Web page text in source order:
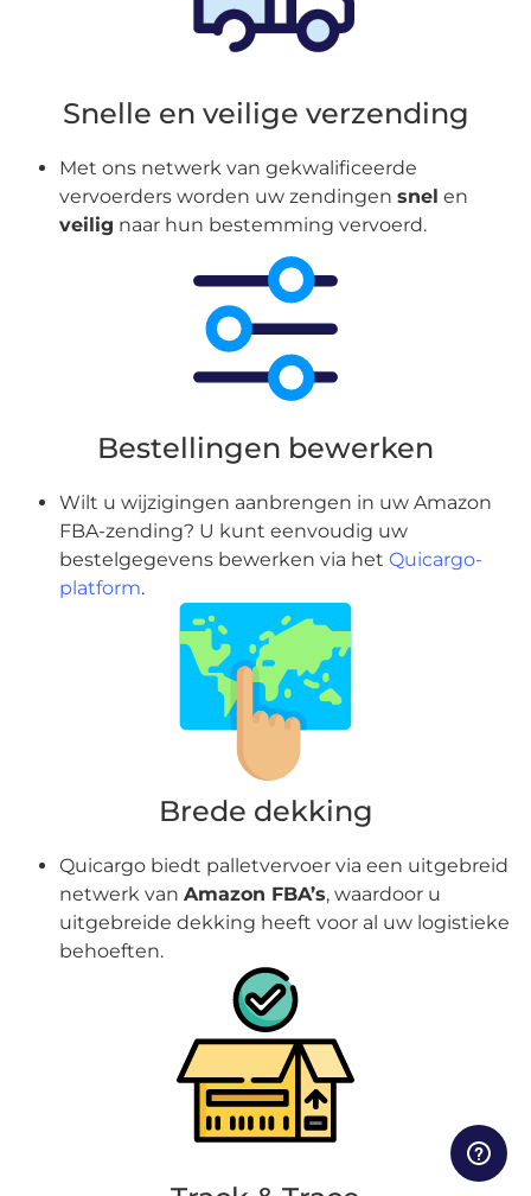
Snelle en veilige verzending
Met ons netwerk van gekwalificeerde
vervoerders worden uw zendingen snel en
veilig naar hun bestemming vervoerd.
Bestellingen bewerken
Wilt u wijzigingen aanbrengen in uw Amazon
FBA-zending? U kunt eenvoudig uw
bestelgegevens bewerken via het Quicargo-
platform.
Brede dekking
Quicargo biedt palletvervoer via een uitgebreid
netwerk van Amazon FBA’s, waardoor u
uitgebreide dekking heeft voor al uw logistieke
behoeften.